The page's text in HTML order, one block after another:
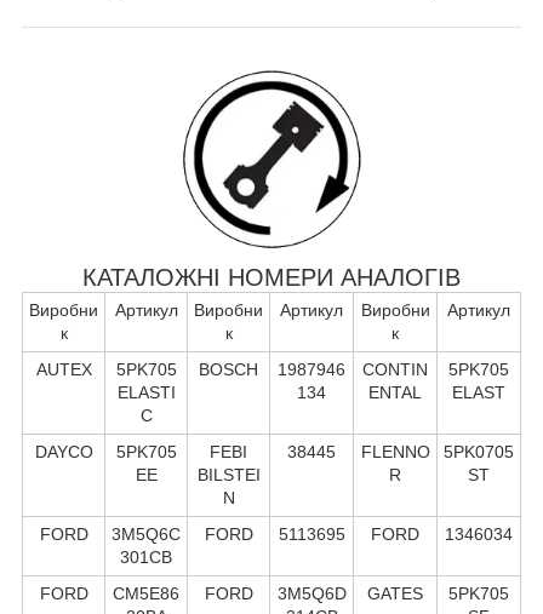
КАТАЛОЖНІ НОМЕРИ АНАЛОГІВ
Виробни
к
Артикул
Виробни
к
Артикул
Виробни
к
Артикул
AUTEX
5PK705
ELASTI
C
BOSCH
1987946
134
CONTIN
ENTAL
5PK705
ELAST
DAYCO
5PK705
EE
FEBI
BILSTEI
N
38445
FLENNO
R
5PK0705
ST
FORD
3M5Q6C
301CB
FORD 5113695 FORD 1346034
FORD
CM5E86
FORD
3M5Q6D
GATES
5PK705